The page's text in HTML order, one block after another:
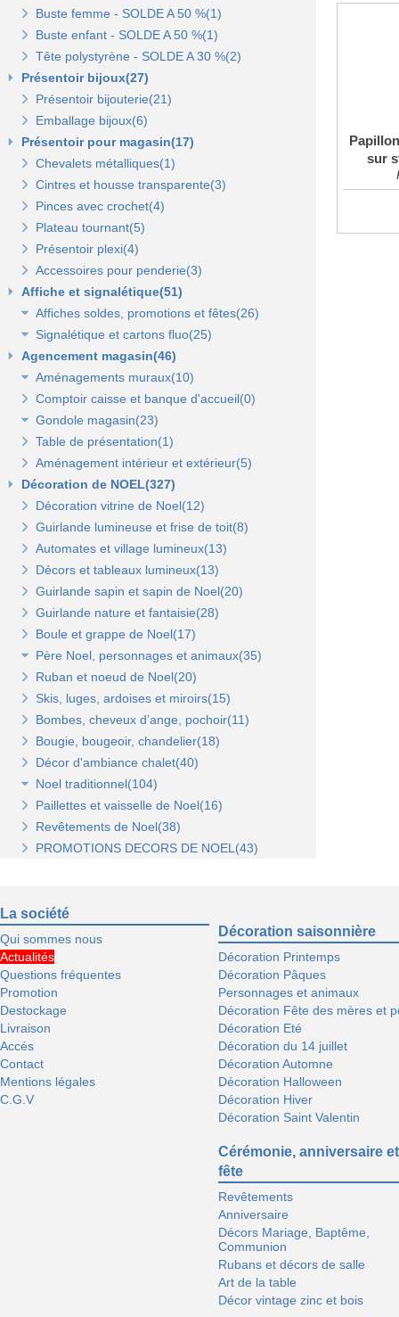
Buste femme - SOLDE A 50 %(1)
Buste enfant - SOLDE A 50 %(1)
Tête polystyrène - SOLDE A 30 %(2)
Présentoir bijoux(27)
Présentoir bijouterie(21)
Emballage bijoux(6)
Présentoir pour magasin(17)
Chevalets métalliques(1)
Cintres et housse transparente(3)
Pinces avec crochet(4)
Plateau tournant(5)
Présentoir plexi(4)
Accessoires pour penderie(3)
Affiche et signalétique(51)
Affiches soldes, promotions et fêtes(26)
Affiches fêtes(5)
Affiches soldes(21)
Signalétique et cartons fluo(25)
Cartons fluo(13)
Plaques signalétiques(10)
Tableaux horaires(2)
Agencement magasin(46)
Aménagements muraux(10)
Panneaux rainurés et accessoires(10)
Panneaux rainurés(0)
Rails et profils(0)
Gondole panneau rainuré(2)
Broches pour panneaux(3)
Tablettes bois et supports(3)
Tablettes verre et supports(3)
Autres supports(5)
Bras et penderies pour panneaux standard(0)
Panneaux en bois Opus(0)
Panneaux Opus(0)
Tablettes bois et supports Opus(0)
Accessoires pour panneaux Opus(0)
Tablettes verre et supports Opus(0)
Comptoir caisse et banque d'accueil(0)
Gondole magasin(23)
Gondoles métalliques fond métal(15)
Gondole simple de départ fond métal(0)
Gondole double de départ(0)
Montant terminal métal(0)
Broches et barres de charge(6)
Penderies et bras fond métal(4)
Tablettes et paniers(5)
Gondoles métalliques fond bois(8)
Gondole simple de départ fond bois(0)
Montant terminal pour fond bois(0)
Penderies et bras fond bois(4)
Tablettes(4)
Table de présentation(1)
Aménagement intérieur et extérieur(5)
Décoration de NOEL(327)
Décoration vitrine de Noel(12)
Guirlande lumineuse et frise de toit(8)
Automates et village lumineux(13)
Décors et tableaux lumineux(13)
Guirlande sapin et sapin de Noel(20)
Guirlande nature et fantaisie(28)
Boule et grappe de Noel(17)
Père Noel, personnages et animaux(35)
Animaux et personnages(18)
Bonhomme de neige(11)
Père Noel(13)
Ruban et noeud de Noel(20)
Skis, luges, ardoises et miroirs(15)
Bombes, cheveux d’ange, pochoir(11)
Bougie, bougeoir, chandelier(18)
Décor d'ambiance chalet(40)
Noel traditionnel(104)
Décorations de sapin(45)
Stickers de Noel(23)
Centre de table, décors et cotillons(37)
Paillettes et vaisselle de Noel(16)
Revêtements de Noel(38)
PROMOTIONS DECORS DE NOEL(43)
sur
La société
Qui sommes nous
Actualités
Questions fréquentes
Promotion
Destockage
Livraison
Accés
Contact
Mentions légales
C.G.V
Décoration saisonnière
Décoration Printemps
Décoration Pâques
Personnages et animaux
Décoration Fête des mères et
Décoration Eté
Décoration du 14 juillet
Décoration Automne
Décoration Halloween
Décoration Hiver
Décoration Saint Valentin
Cérémonie, anniversaire et
fête
Revêtements
Anniversaire
Décors Mariage, Baptême,
Communion
Rubans et décors de salle
Art de la table
Décor vintage zinc et bois